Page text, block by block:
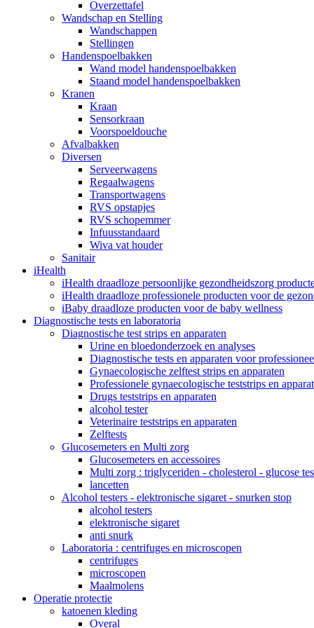
Overzettafel
Wandschap en Stelling
Wandschappen
Stellingen
Handenspoelbakken
Wand model handenspoelbakken
Staand model handenspoelbakken
Kranen
Kraan
Sensorkraan
Voorspoeldouche
Afvalbakken
Diversen
Serveerwagens
Regaalwagens
Transportwagens
RVS opstapjes
RVS schopemmer
Infuusstandaard
Wiva vat houder
Sanitair
iHealth
iHealth draadloze persoonlijke gezondheidszorg
iHealth draadloze professionele producten voor de
iBaby draadloze producten voor de baby wellness
Diagnostische tests en laboratoria
Diagnostische test strips en apparaten
Urine en bloedonderzoek en analyses
Diagnostische tests en apparaten voor
Gynaecologische zelftest strips en apparaten
Professionele gynaecologische teststrips en
Drugs teststrips en apparaten
alcohol tester
Veterinaire teststrips en apparaten
Zelftests
Glucosemeters en Multi zorg
Glucosemeters en accessoires
Multi zorg : triglyceriden - cholesterol - glucose
lancetten
Alcohol testers - elektronische sigaret - snurken stop
alcohol testers
elektronische sigaret
anti snurk
Laboratoria : centrifuges en microscopen
centrifuges
microscopen
Maalmolens
Operatie protectie
katoenen kleding
Overal